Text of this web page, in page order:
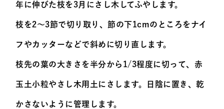
年に伸びた枝を3月にさし木してふやします。
枝を2～3節で切り取り、節の下1cmのところをナイ
フやカッターなどで斜めに切り直します。
枝先の葉の大きさを半分から1/3程度に切って、赤
玉土小粒やさし木用土にさします。日陰に置き、乾
かさないように管理します。